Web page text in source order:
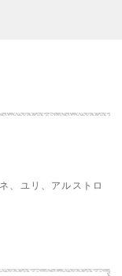
、ユリ、アルストロ